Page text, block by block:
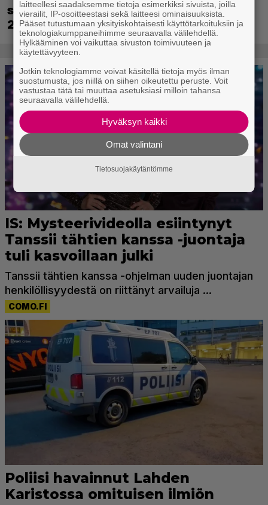
saapuu ensi kuussa – Way of the Hunter
2 päivättiin
laitteellesi saadaksemme tietoja esimerkiksi sivuista, joilla
vierailit, IP-osoitteestasi sekä laitteesi ominaisuuksista.
Pääset tutustumaan yksityiskohtaisesti käyttötarkoituksiin ja
teknologiakumppaneihimme seuraavalla välilehdellä.
Hylkääminen voi vaikuttaa sivuston toimivuuteen ja
käytettävyyteen.
Jotkin teknologiamme voivat käsitellä tietoja myös ilman
suostumusta, jos niillä on siihen oikeutettu peruste. Voit
vastustaa tätä tai muuttaa asetuksiasi milloin tahansa
seuraavalla välilehdellä.
Hyväksyn kaikki
Omat valintani
Tietosuojakäytäntömme